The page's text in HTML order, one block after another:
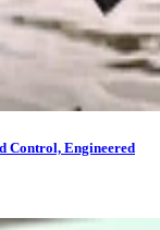
Control, Engineered